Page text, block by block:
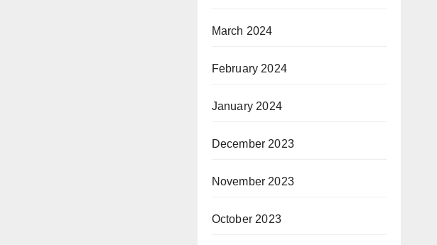
March 2024
February 2024
January 2024
December 2023
November 2023
October 2023